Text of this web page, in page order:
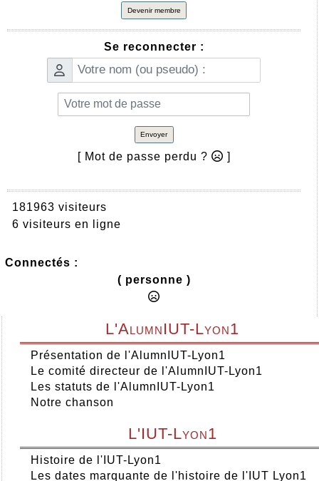
Devenir membre
Se reconnecter :
Envoyer
[ Mot de passe perdu ? ]
181963 visiteurs
6 visiteurs en ligne
Connectés :
( personne )
L'AlumnIUT-Lyon1
Présentation de l'AlumnIUT-Lyon1
Le comité directeur de l'AlumnIUT-Lyon1
Les statuts de l'AlumnIUT-Lyon1
Notre chanson
L'IUT-Lyon1
Histoire de l'IUT-Lyon1
Les dates marquante de l'histoire de l'IUT Lyon1